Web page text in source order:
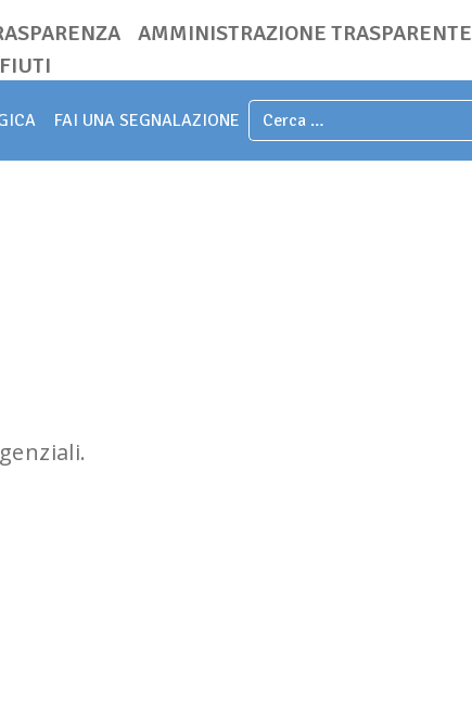
AMMINISTRAZIONE TRASPARENTE
FAI UNA SEGNALAZIONE